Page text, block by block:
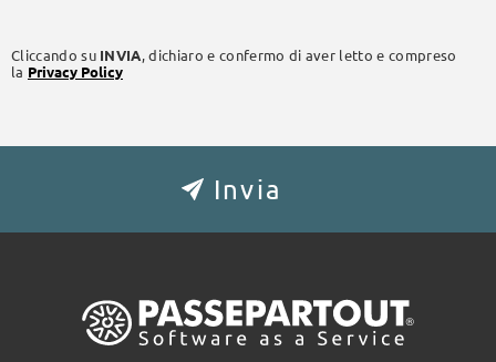
Cliccando su INVIA, dichiaro e confermo di aver letto e compreso
la Privacy Policy